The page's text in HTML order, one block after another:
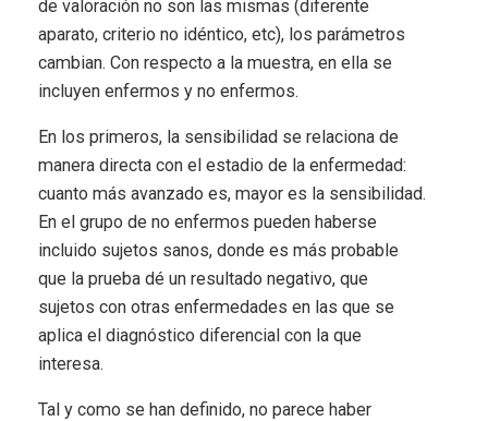
de valoración no son las mismas (diferente
aparato, criterio no idéntico, etc), los parámetros
cambian. Con respecto a la muestra, en ella se
incluyen enfermos y no enfermos.
En los primeros, la sensibilidad se relaciona de
manera directa con el estadio de la enfermedad:
cuanto más avanzado es, mayor es la sensibilidad.
En el grupo de no enfermos pueden haberse
incluido sujetos sanos, donde es más probable
que la prueba dé un resultado negativo, que
sujetos con otras enfermedades en las que se
aplica el diagnóstico diferencial con la que
interesa.
Tal y como se han definido, no parece haber